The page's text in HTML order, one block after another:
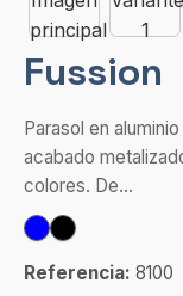
Fussion
Parasol en
acabado
colores. De...
Referencia: 8100